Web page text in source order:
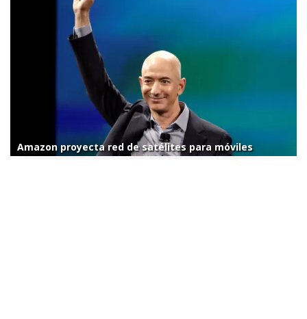
Amazon proyecta red de satélites para móviles